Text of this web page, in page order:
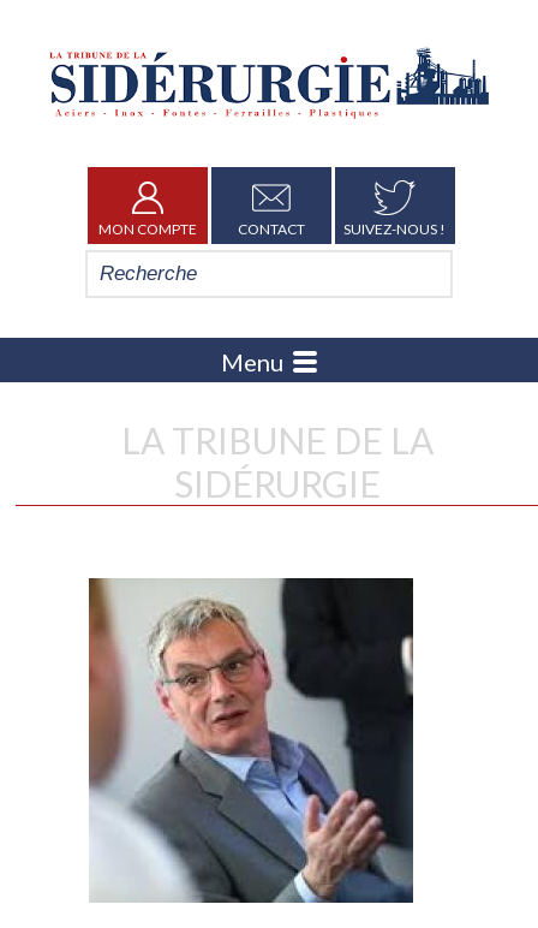
MON COMPTE CONTACT SUIVEZ-NOUS !
Menu
LA TRIBUNE DE LA
SIDÉRURGIE